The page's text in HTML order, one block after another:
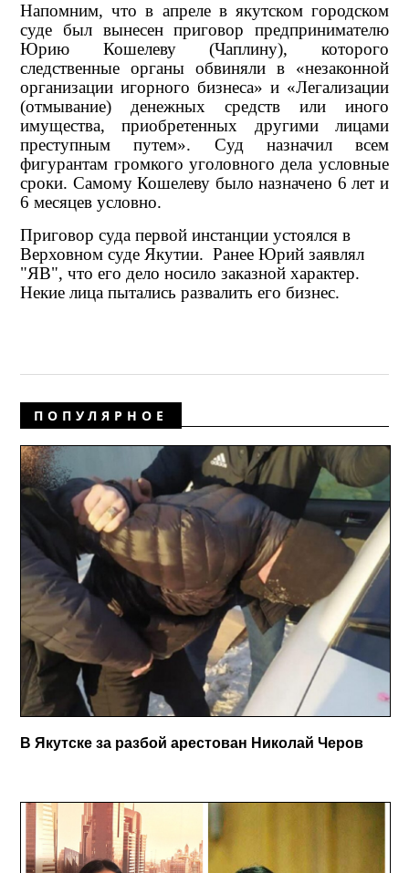
Напомним, что в апреле в якутском городском
суде был вынесен приговор предпринимателю
Юрию Кошелеву (Чаплину), которого
следственные органы обвиняли в «незаконной
организации игорного бизнеса» и «Легализации
(отмывание) денежных средств или иного
имущества, приобретенных другими лицами
преступным путем». Суд назначил всем
фигурантам громкого уголовного дела условные
сроки. Самому Кошелеву было назначено 6 лет и
6 месяцев условно.
Приговор суда первой инстанции устоялся в
Верховном суде Якутии. Ранее Юрий заявлял
"ЯВ", что его дело носило заказной характер.
Некие лица пытались развалить его бизнес.
ПОПУЛЯРНОЕ
В Якутске за разбой арестован Николай Черов